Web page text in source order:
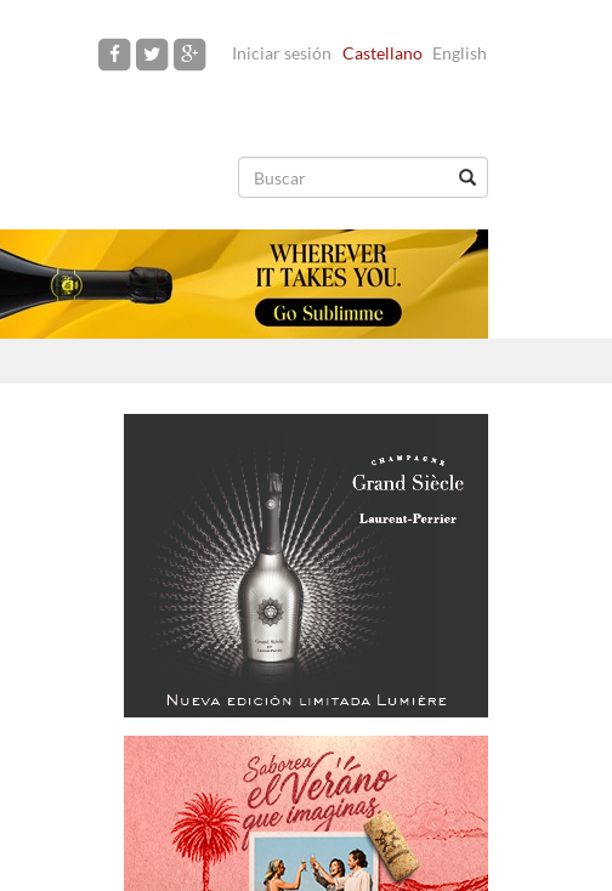
Iniciar sesión Castellano English